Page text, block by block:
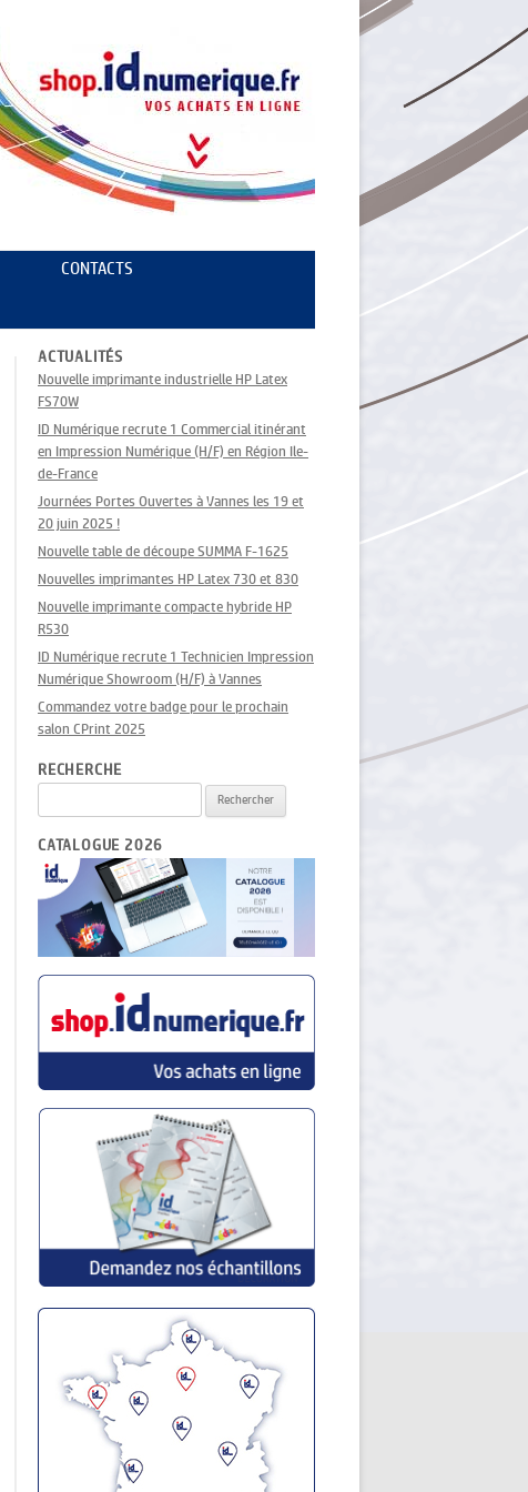
CONTACTS
ACTUALITÉS
Nouvelle imprimante industrielle HP Latex
FS70W
ID Numérique recrute 1 Commercial itinérant
en Impression Numérique (H/F) en Région Ile-
de-France
Journées Portes Ouvertes à Vannes les 19 et
20 juin 2025 !
Nouvelle table de découpe SUMMA F-1625
Nouvelles imprimantes HP Latex 730 et 830
Nouvelle imprimante compacte hybride HP
R530
ID Numérique recrute 1 Technicien Impression
Numérique Showroom (H/F) à Vannes
Commandez votre badge pour le prochain
salon CPrint 2025
RECHERCHE
CATALOGUE 2026